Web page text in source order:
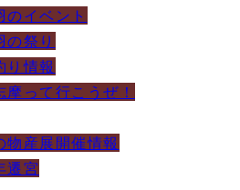
イベント
の祭り
り情報
って行こうぜ！
物産展開催情報
遷宮